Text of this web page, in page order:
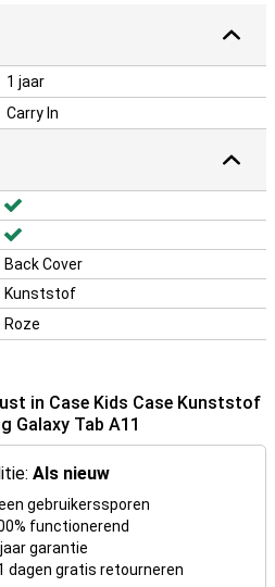
1 jaar
Carry In
Back Cover
Kunststof
Roze
in Case Kids Case Kunststof
Galaxy Tab A11
Als nieuw
gebruikerssporen
functionerend
garantie
dagen gratis retourneren